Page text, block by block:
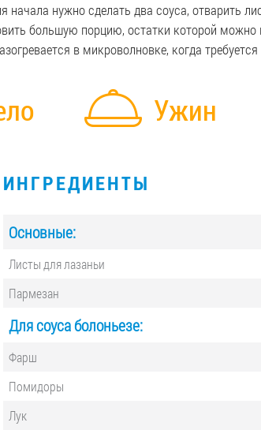
начала нужно сделать два соуса, отварить
большую порцию, остатки которой можно
в микроволновке, когда
Ужин
ИНГРЕДИЕНТЫ
Основные:
Листы для лазаньи
Пармезан
Для соуса болоньезе:
Фарш
Помидоры
Лук